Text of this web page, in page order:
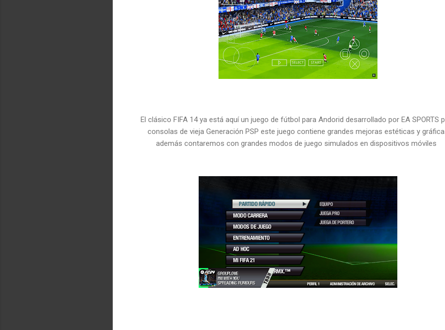
El clásico FIFA 14 ya está aquí un juego de fútbol para Andorid desarrollado por EA SPORTS
consolas de vieja Generación PSP este juego contiene grandes mejoras estéticas y
además contaremos con grandes modos de juego simulados en dispositivos móviles